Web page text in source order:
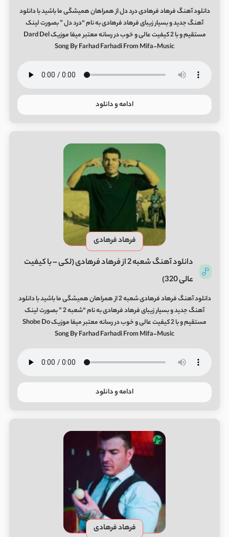
دانلود آهنگ فرهاد فرهادی درد دل از همراهان همیشگی ما باشید با دانلود
آهنگ جدید و بسیار زیبای فرهاد فرهادی به نام “درد دل ” بصورت لینک
مستقیم و با 2 کیفیت عالی و خوب در رسانه معتبر میفا موزیک Dard Del
Song By Farhad Farhadi From Mifa-Music
ادامه و دانلود
فرهاد فرهادی
دانلود آهنگ شعبه 2 از فرهاد فرهادی (لکی – با کیفیت
عالی 320)
دانلود آهنگ فرهاد فرهادی شعبه 2 از همراهان همیشگی ما باشید با دانلود
آهنگ جدید و بسیار زیبای فرهاد فرهادی به نام “شعبه 2 ” بصورت لینک
مستقیم و با 2 کیفیت عالی و خوب در رسانه معتبر میفا موزیک Shobe Do
Song By Farhad Farhadi From Mifa-Music
ادامه و دانلود
فرهاد فرهادی